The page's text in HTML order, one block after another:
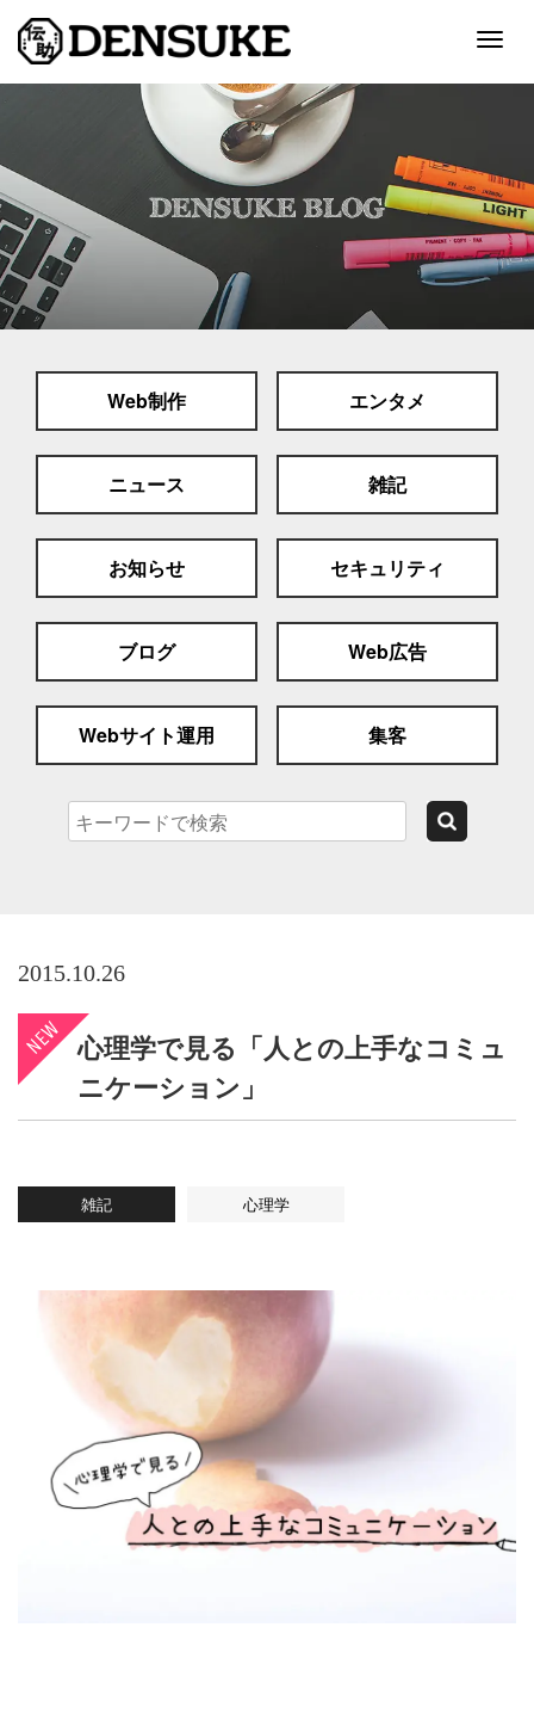
制作実績
会社案内
スタッフブログ
Web制作 エンタメ
ニュース 雑記
お知らせ セキュリティ
ブログ Web広告
Webサイト運用 集客
2015.10.26
心理学で見る「人との上手なコミュ
ニケーション」
雑記 心理学